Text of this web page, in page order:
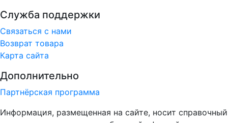
Служба поддержки
Связаться с нами
Возврат товара
Карта сайта
Дополнительно
Партнёрская программа
Информация, размещенная на сайте, носит справочный